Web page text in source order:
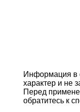
Информация в
характер и не
Перед
обратитесь к